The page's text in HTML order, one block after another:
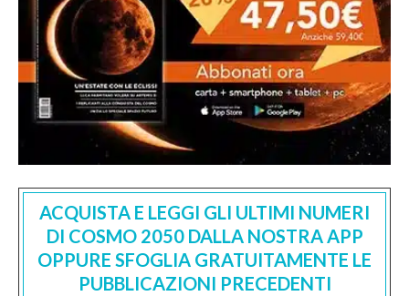
ACQUISTA E LEGGI GLI ULTIMI NUMERI
DI COSMO 2050 DALLA NOSTRA APP
OPPURE SFOGLIA GRATUITAMENTE LE
PUBBLICAZIONI PRECEDENTI